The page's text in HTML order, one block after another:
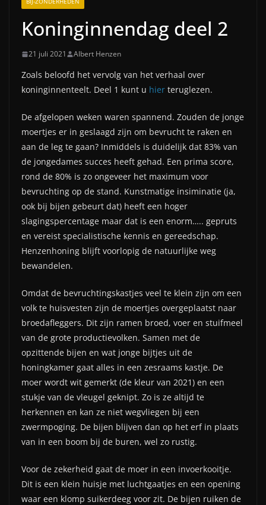
Koninginnendag deel 2
21 juli 2021 Albert Henzen
Zoals beloofd het vervolg van het verhaal over
koninginnenteelt. Deel 1 kunt u hier teruglezen.
De afgelopen weken waren spannend. Zouden de jonge
moertjes er in geslaagd zijn om bevrucht te raken en
aan de leg te gaan? Inmiddels is duidelijk dat 83% van
de jongedames succes heeft gehad. Een prima score,
rond de 80% is zo ongeveer het maximum voor
bevruchting op de stand. Kunstmatige insiminatie (ja,
ook bij bijen gebeurt dat) heeft een hoger
slagingspercentage maar dat is een enorm….. gepruts
en vereist specialistische kennis en gereedschap.
Henzenhoning blijft voorlopig de natuurlijke weg
bewandelen.
Omdat de bevruchtingskastjes veel te klein zijn om een
volk te huisvesten zijn de moertjes overgeplaatst naar
broedafleggers. Dit zijn ramen broed, voer en stuifmeel
van de grote productievolken. Samen met de
opzittende bijen en wat jonge bijtjes uit de
honingkamer gaat alles in een zesraams kastje. De
moer wordt wit gemerkt (de kleur van 2021) en een
stukje van de vleugel geknipt. Zo is ze altijd te
herkennen en kan ze niet wegvliegen bij een
zwermpoging. De bijen blijven dan op het erf in plaats
van in een boom bij de buren, wel zo rustig.
Voor de zekerheid gaat de moer in een invoerkooitje.
Dit is een klein huisje met luchtgaatjes en een opening
waar een klomp suikerdeeg voor zit. De bijen ruiken de